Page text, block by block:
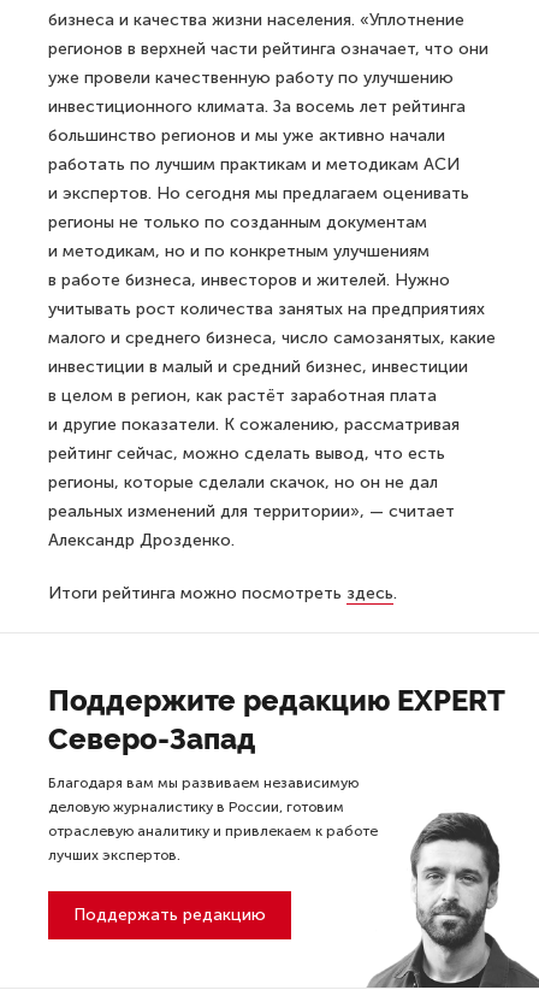
бизнеса и качества жизни населения. «Уплотнение
регионов в верхней части рейтинга означает, что они
уже провели качественную работу по улучшению
инвестиционного климата. За восемь лет рейтинга
большинство регионов и мы уже активно начали
работать по лучшим практикам и методикам АСИ
и экспертов. Но сегодня мы предлагаем оценивать
регионы не только по созданным документам
и методикам, но и по конкретным улучшениям
в работе бизнеса, инвесторов и жителей. Нужно
учитывать рост количества занятых на предприятиях
малого и среднего бизнеса, число самозанятых, какие
инвестиции в малый и средний бизнес, инвестиции
в целом в регион, как растёт заработная плата
и другие показатели. К сожалению, рассматривая
рейтинг сейчас, можно сделать вывод, что есть
регионы, которые сделали скачок, но он не дал
реальных изменений для территории», — считает
Александр Дрозденко.
Итоги рейтинга можно посмотреть здесь.
Поддержите редакцию EXPERT
Северо-Запад
Благодаря вам мы развиваем независимую
деловую журналистику в России, готовим
отраслевую аналитику и привлекаем к работе
лучших экспертов.
Поддержать редакцию